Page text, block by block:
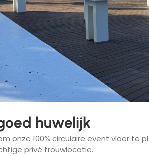
huwelijk
onze 100% circulaire event vloer te
privé trouwlocatie.